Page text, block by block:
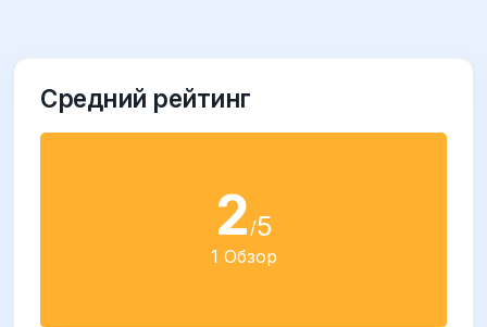
Средний рейтинг
2 /5
1 Обзор